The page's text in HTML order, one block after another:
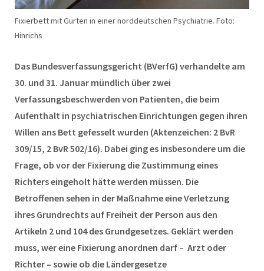
Fixierbett mit Gurten in einer norddeutschen Psychiatrie. Foto:
Hinrichs
Das Bundesverfassungsgericht (BVerfG) verhandelte am
30. und 31. Januar mündlich über zwei
Verfassungsbeschwerden von Patienten, die beim
Aufenthalt in psychiatrischen Einrichtungen gegen ihren
Willen ans Bett gefesselt wurden (Aktenzeichen: 2 BvR
309/15, 2 BvR 502/16). Dabei ging es insbesondere um die
Frage, ob vor der Fixierung die Zustimmung eines
Richters eingeholt hätte werden müssen. Die
Betroffenen sehen in der Maßnahme eine Verletzung
ihres Grundrechts auf Freiheit der Person aus den
Artikeln 2 und 104 des Grundgesetzes. Geklärt werden
muss, wer eine Fixierung anordnen darf – Arzt oder
Richter – sowie ob die Ländergesetze